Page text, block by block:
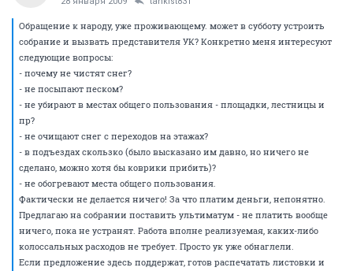
Обращение к народу, уже проживающему. может в субботу устроить
собрание и вызвать представителя УК? Конкретно меня интересуют
следующие вопросы:
- почему не чистят снег?
- не посыпают песком?
- не убирают в местах общего пользования - площадки, лестницы и
пр?
- не очищают снег с переходов на этажах?
- в подъездах скользко (было высказано им давно, но ничего не
сделано, можно хотя бы коврики прибить)?
- не обогревают места общего пользования.
Фактически не делается ничего! За что платим деньги, непонятно.
Предлагаю на собрании поставить ультиматум - не платить вообще
ничего, пока не устранят. Работа вполне реализуемая, каких-либо
колоссальных расходов не требует. Просто ук уже обнаглели.
Если предложение здесь поддержат, готов распечатать листовки и